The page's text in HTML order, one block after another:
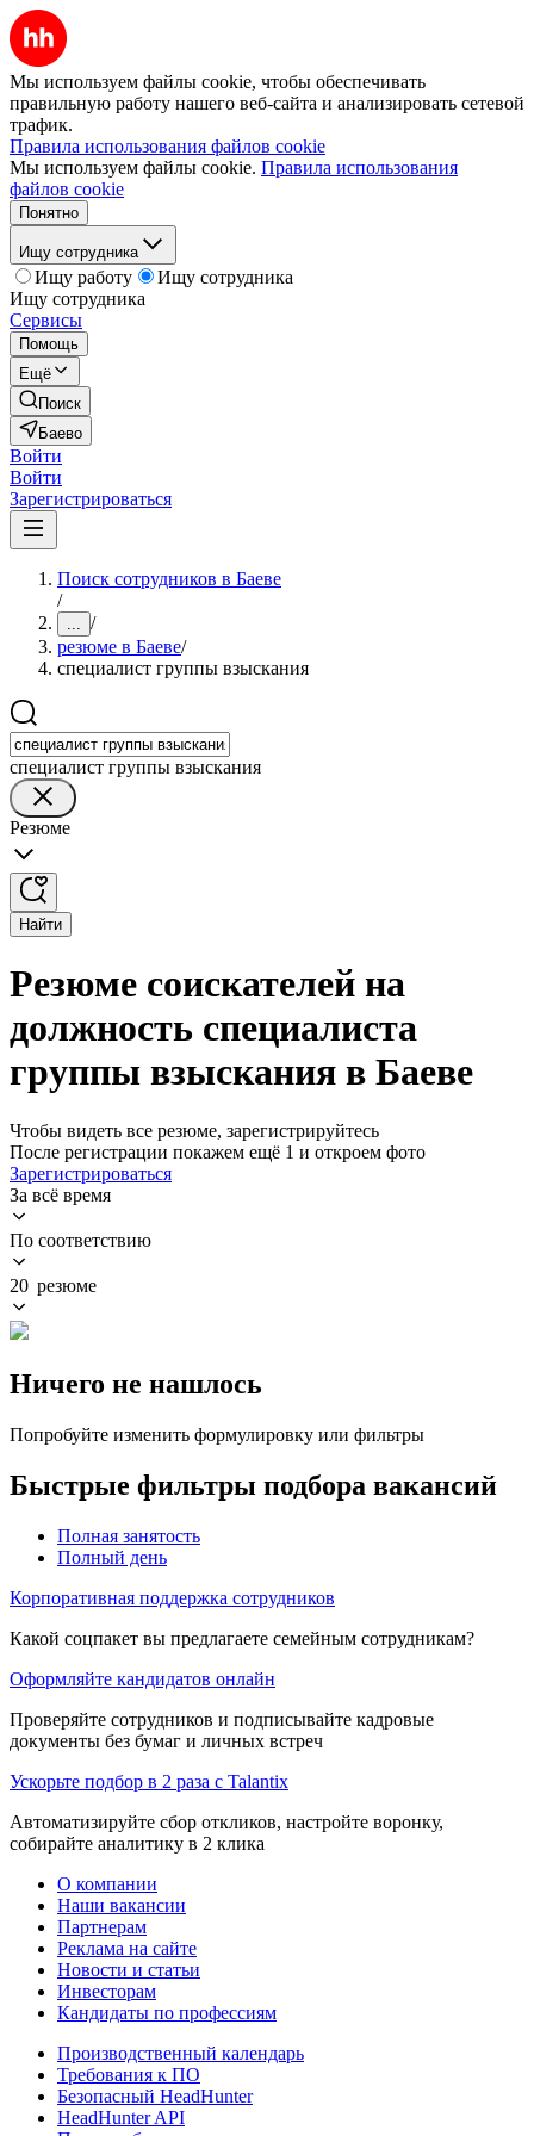
Мы используем файлы cookie, чтобы обеспечивать
правильную работу нашего веб-сайта и анализировать сетевой
трафик.
Правила использования файлов cookie
Мы используем файлы cookie. Правила использования
файлов cookie
Понятно
Ищу сотрудника
Ищу работу
Ищу сотрудника
Ищу сотрудника
Сервисы
Помощь
Ещё
Поиск
Баево
Войти
Войти
Зарегистрироваться
Поиск сотрудников в Баеве
/
... /
резюме в Баеве/
специалист группы взыскания
специалист группы взыскания
Резюме
Найти
Резюме соискателей на
должность специалиста
группы взыскания в Баеве
Чтобы видеть все резюме, зарегистрируйтесь
После регистрации покажем ещё 1 и откроем фото
Зарегистрироваться
За всё время
По соответствию
20 резюме
Ничего не нашлось
Попробуйте изменить формулировку или фильтры
Быстрые фильтры подбора вакансий
Полная занятость
Полный день
Корпоративная поддержка сотрудников
Какой соцпакет вы предлагаете семейным сотрудникам?
Оформляйте кандидатов онлайн
Проверяйте сотрудников и подписывайте кадровые
документы без бумаг и личных встреч
Ускорьте подбор в 2 раза с Talantix
Автоматизируйте сбор откликов, настройте воронку,
собирайте аналитику в 2 клика
О компании
Наши вакансии
Партнерам
Реклама на сайте
Новости и статьи
Инвесторам
Кандидаты по профессиям
Производственный календарь
Требования к ПО
Безопасный HeadHunter
HeadHunter API